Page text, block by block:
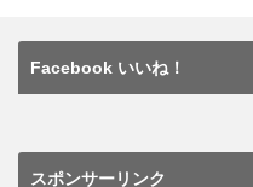
Facebook いいね！
スポンサーリンク